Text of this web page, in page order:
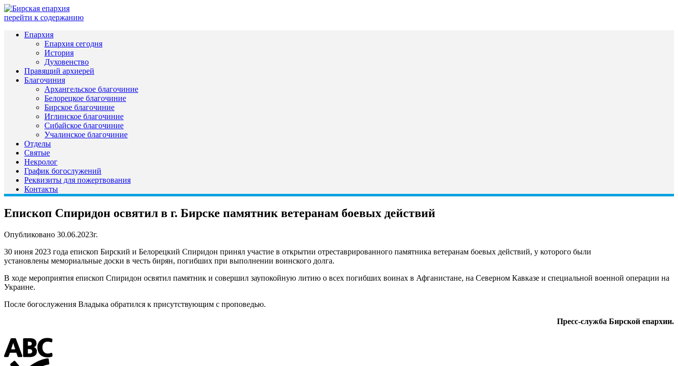
перейти к содержанию
Епархия
Епархия сегодня
История
Духовенство
Правящий архиерей
Благочиния
Архангельское благочиние
Белорецкое благочиние
Бирское благочиние
Иглинское благочиние
Сибайское благочиние
Учалинское благочиние
Отделы
Святые
Некролог
График богослужений
Реквизиты для пожертвования
Контакты
Епископ Спиридон освятил в г. Бирске памятник ветеранам боевых действий
Опубликовано 30.06.2023г.
30 июня 2023 года епископ Бирский и Белорецкий Спиридон принял участие в открытии отреставрированного памятника ветеранам боевых действий, у которого были
установлены мемориальные доски в честь бирян, погибших при выполнении воинского долга.
В ходе мероприятия епископ Спиридон освятил памятник и совершил заупокойную литию о всех погибших воинах в Афганистане, на Северном Кавказе и специальной военной операции на
Украине.
После богослужения Владыка обратился к присутствующим с проповедью.
Пресс-служба Бирской епархии.